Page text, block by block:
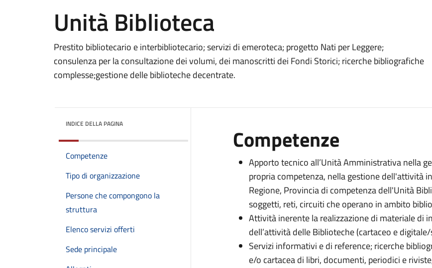
Unità Biblioteca
Prestito bibliotecario e interbibliotecario; servizi di emeroteca; progetto Nati per Leggere;
consulenza per la consultazione dei volumi, dei manoscritti dei Fondi Storici; ricerche bibliografiche
complesse;gestione delle biblioteche decentrate.
INDICE DELLA PAGINA
Competenze
Tipo di organizzazione
Persone che compongono la
struttura
Elenco servizi offerti
Sede principale
Competenze
Apporto tecnico all’Unità Amministrativa nella
propria competenza, nella gestione dell'attività
Regione, Provincia di competenza dell'Unità
soggetti, reti, circuiti che operano in ambito
Attività inerente la realizzazione di materiale di
dell’attività delle Biblioteche (cartaceo e
Servizi informativi e di reference; ricerche
e/o cartacea di libri, documenti, periodici e